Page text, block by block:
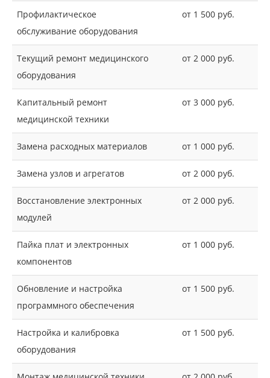
Профилактическое
обслуживание оборудования
от 1 500 руб.
Текущий ремонт медицинского
оборудования
от 2 000 руб.
Капитальный ремонт
медицинской техники
от 3 000 руб.
Замена расходных материалов от 1 000 руб.
Замена узлов и агрегатов от 2 000 руб.
Восстановление электронных
модулей
от 2 000 руб.
Пайка плат и электронных
компонентов
от 1 000 руб.
Обновление и настройка
программного обеспечения
от 1 500 руб.
Настройка и калибровка
оборудования
от 1 500 руб.